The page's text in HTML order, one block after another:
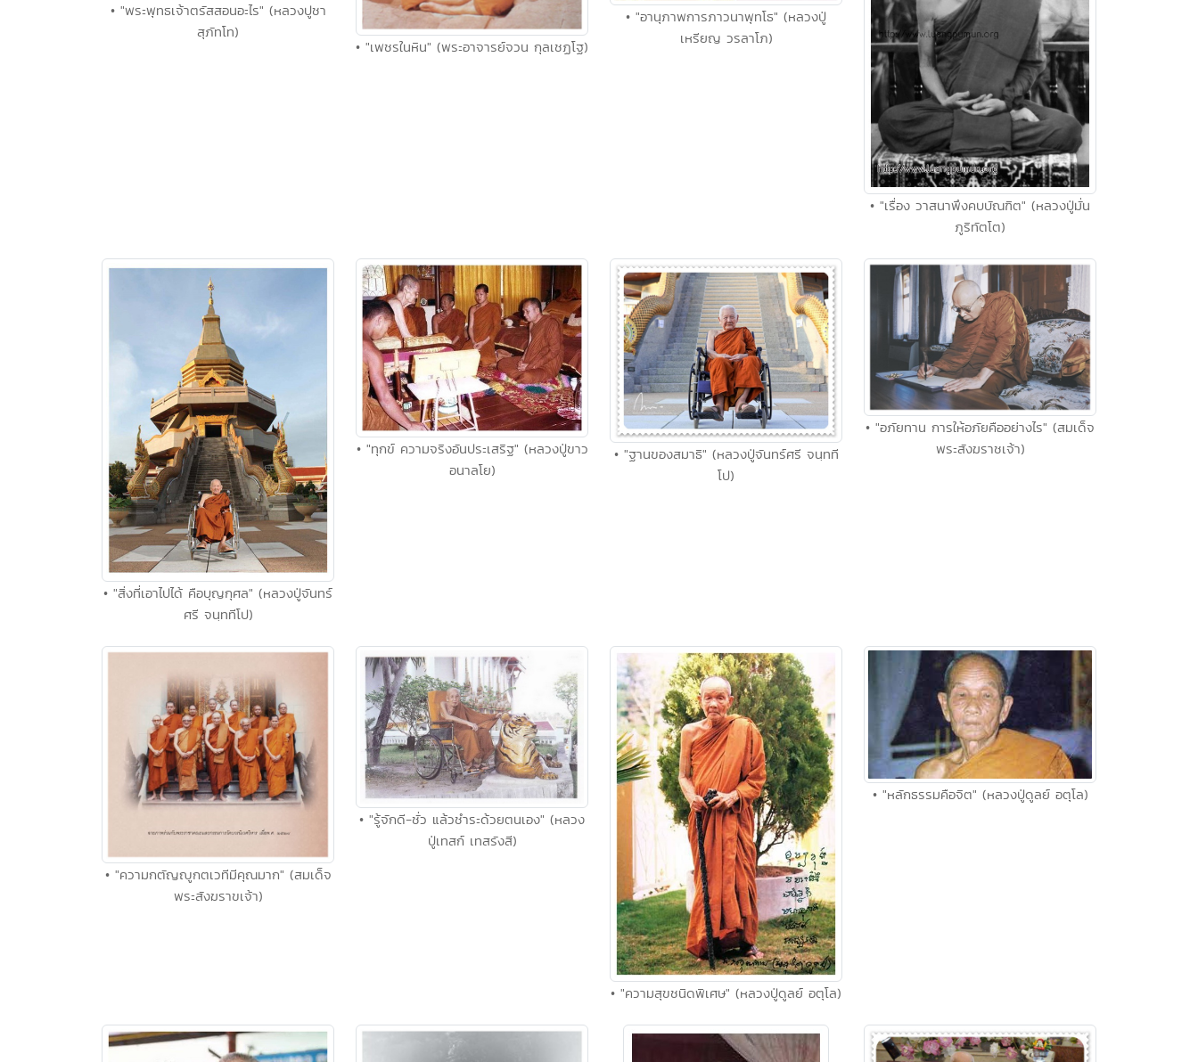
• "พระพุทธเจ้าตรัสสอนอะไร" (หลวงปูชา
สุภัทโท)
• "เพชรในหิน" (พระอาจารย์จวน กุลเชฏโฐ)
• "อานุภาพการภาวนาพุทโธ" (หลวงปู่
เหรียญ วรลาโภ)
• "เรื่อง วาสนาพึงคบบัณฑิต" (หลวงปู่มั่น
ภูริทัตโต)
• "สิ่งที่เอาไปได้ คือบุญกุศล" (หลวงปู่จันทร์
ศรี จนฺททีโป)
• "ทุกข์ ความจริงอันประเสริฐ" (หลวงปู่ขาว
อนาลโย)
• "ฐานของสมาธิ" (หลวงปู่จันทร์ศรี จนฺทที
โป)
• "อภัยทาน การให้อภัยคืออย่างไร" (สมเด็จ
พระสังฆราชเจ้า)
• "ความกตัญญูกตเวทีมีคุณมาก" (สมเด็จ
พระสังฆราขเจ้า)
• "รู้จักดี-ชั่ว แล้วชำระด้วยตนเอง" (หลวง
ปู่เทสก์ เทสรังสี)
• "ความสุขชนิดพิเศษ" (หลวงปู่ดูลย์ อตุโล)
• "หลักธรรมคือจิต" (หลวงปู่ดูลย์ อตุโล)